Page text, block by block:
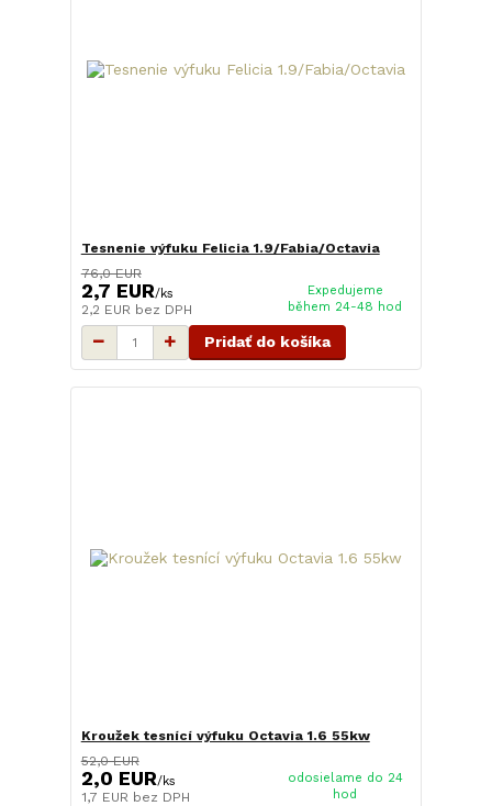
Tesnenie výfuku Felicia 1.9/Fabia/Octavia
76,0 EUR
2,7 EUR/ks
2,2 EUR bez DPH
Expedujeme
během 24-48 hod
Pridať do košíka
Kroužek tesnící výfuku Octavia 1.6 55kw
52,0 EUR
2,0 EUR/ks
1,7 EUR bez DPH
odosielame do 24
hod